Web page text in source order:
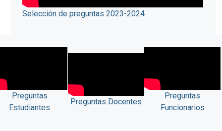
Selección de preguntas 2023-2024
Preguntas
Estudiantes
Preguntas Docentes
Preguntas
Funcionarios